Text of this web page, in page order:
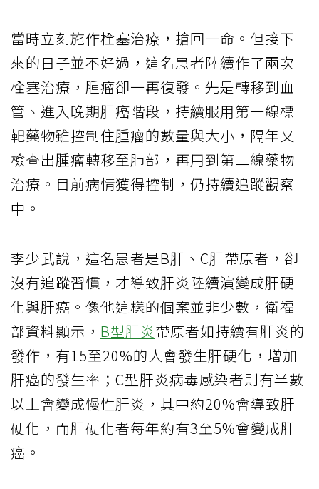
當時立刻施作栓塞治療，搶回一命。但接下
來的日子並不好過，這名患者陸續作了兩次
栓塞治療，腫瘤卻一再復發。先是轉移到血
管、進入晚期肝癌階段，持續服用第一線標
靶藥物雖控制住腫瘤的數量與大小，隔年又
檢查出腫瘤轉移至肺部，再用到第二線藥物
治療。目前病情獲得控制，仍持續追蹤觀察
中。
李少武說，這名患者是B肝、C肝帶原者，卻
沒有追蹤習慣，才導致肝炎陸續演變成肝硬
化與肝癌。像他這樣的個案並非少數，衛福
部資料顯示， B型肝炎帶原者如持續有肝炎的
發作，有15至20%的人會發生肝硬化，增加
肝癌的發生率；C型肝炎病毒感染者則有半數
以上會變成慢性肝炎，其中約20%會導致肝
硬化，而肝硬化者每年約有3至5%會變成肝
癌。